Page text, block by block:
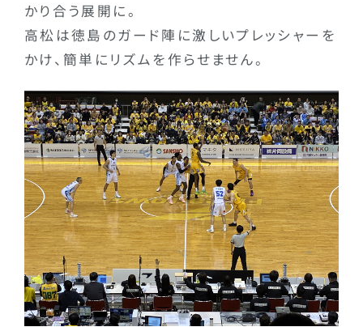
かり合う展開に。
高松は徳島のガード陣に激しいプレッシャーを
かけ、簡単にリズムを作らせません。